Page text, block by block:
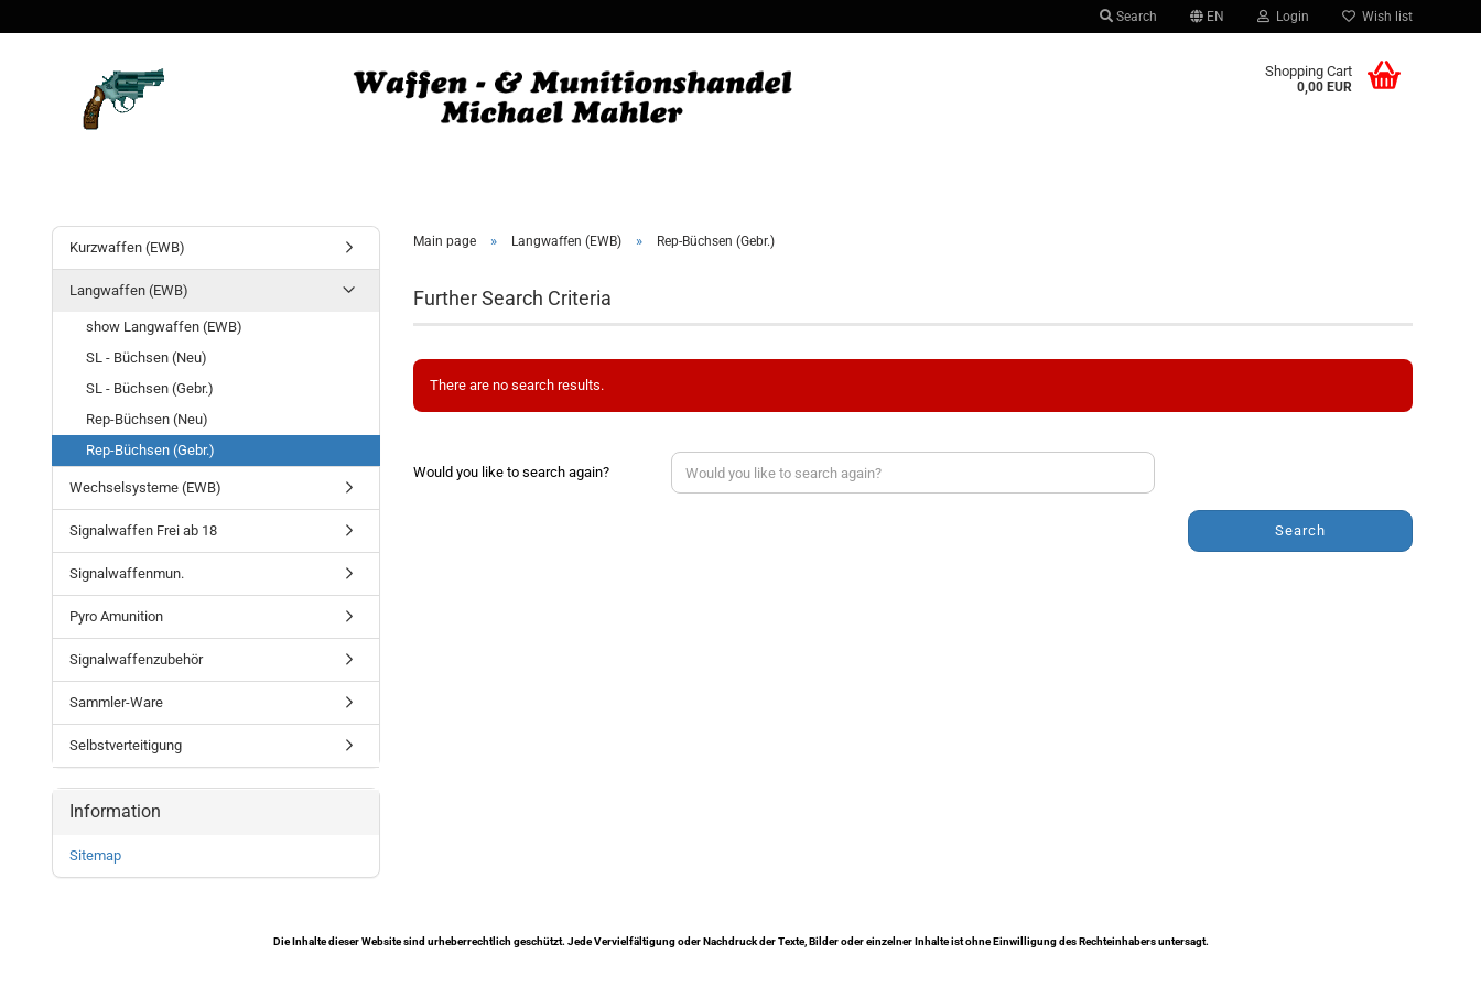
Search EN Login
Create a new account
Wish list
Shopping Cart
0,00 EUR
Main page » Langwaffen (EWB) » Rep-Büchsen (Gebr.)
Further Search Criteria
There are no search results.
Would you like to search again?
Search
Kurzwaffen (EWB)
Langwaffen (EWB)
show Langwaffen (EWB)
SL - Büchsen (Neu)
SL - Büchsen (Gebr.)
Rep-Büchsen (Neu)
Rep-Büchsen (Gebr.)
Wechselsysteme (EWB)
Signalwaffen Frei ab 18
Signalwaffenmun.
Pyro Amunition
Signalwaffenzubehör
Sammler-Ware
Selbstverteitigung
Information
Sitemap
Die Inhalte dieser Website sind urheberrechtlich geschützt. Jede Vervielfältigung oder Nachdruck der Texte, Bilder oder einzelner Inhalte ist ohne Einwilligung des Rechteinhabers untersagt.